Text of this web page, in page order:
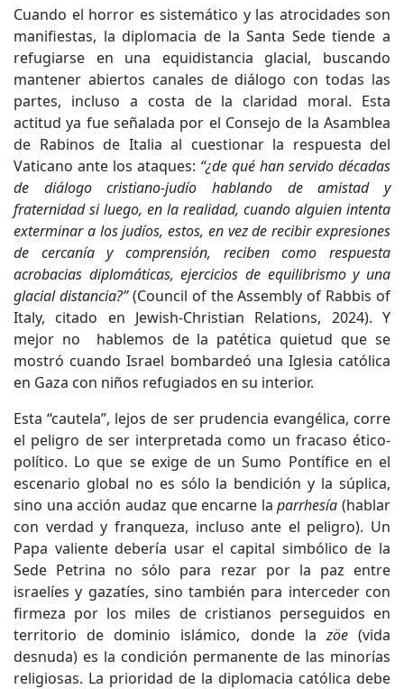
Cuando el horror es sistemático y las atrocidades son
manifiestas, la diplomacia de la Santa Sede tiende a
refugiarse en una equidistancia glacial, buscando
mantener abiertos canales de diálogo con todas las
partes, incluso a costa de la claridad moral. Esta
actitud ya fue señalada por el Consejo de la Asamblea
de Rabinos de Italia al cuestionar la respuesta del
Vaticano ante los ataques: “¿de qué han servido décadas
de diálogo cristiano-judío hablando de amistad y
fraternidad si luego, en la realidad, cuando alguien intenta
exterminar a los judíos, estos, en vez de recibir expresiones
de cercanía y comprensión, reciben como respuesta
acrobacias diplomáticas, ejercicios de equilibrismo y una
glacial distancia?”(Council of the Assembly of Rabbis of
Italy, citado en Jewish-Christian Relations, 2024). Y
mejor no hablemos de la patética quietud que se
mostró cuando Israel bombardeó una Iglesia católica
en Gaza con niños refugiados en su interior.
Esta “cautela”, lejos de ser prudencia evangélica, corre
el peligro de ser interpretada como un fracaso ético-
político. Lo que se exige de un Sumo Pontífice en el
escenario global no es sólo la bendición y la súplica,
sino una acción audaz que encarne laparrhesía (hablar
con verdad y franqueza, incluso ante el peligro). Un
Papa valiente debería usar el capital simbólico de la
Sede Petrina no sólo para rezar por la paz entre
israelíes y gazatíes, sino también para interceder con
firmeza por los miles de cristianos perseguidos en
territorio de dominio islámico, donde lazöe(vida
desnuda) es la condición permanente de las minorías
religiosas. La prioridad de la diplomacia católica debe